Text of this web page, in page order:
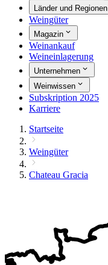
Länder und Regionen
Weingüter
Magazin
Weinankauf
Weineinlagerung
Unternehmen
Weinwissen
Subskription 2025
Karriere
Startseite
Weingüter
Chateau Gracia